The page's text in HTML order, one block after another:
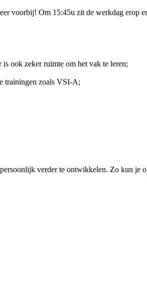
voorbij! Om 15:45u zit de werkdag erop
ook zeker ruimte om het vak te leren;
trainingen zoals VSI-A;
verder te ontwikkelen. Zo kun je